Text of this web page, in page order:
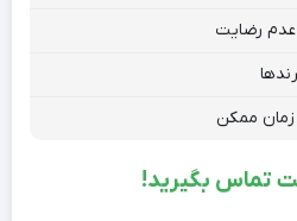
رضایت
زمان ممکن
تماس بگیرید!